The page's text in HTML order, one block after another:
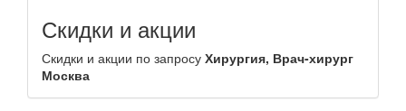
Скидки и акции
Скидки и акции по запросу Хирургия, Врач-хирург
Москва